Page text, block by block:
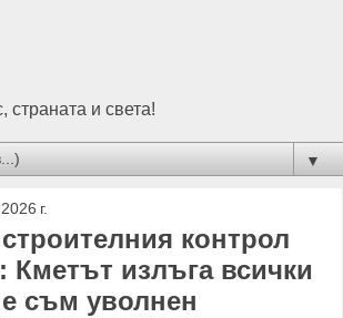
страната и света!
▼
г.
контрол
Кметът излъга всички
съм уволнен